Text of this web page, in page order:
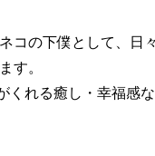
コの下僕として、日
す。
くれる癒し・幸福感